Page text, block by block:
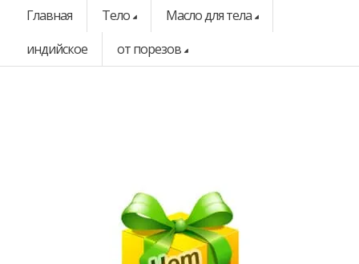
Главная Тело
Масло для тела
индийское
от порезов